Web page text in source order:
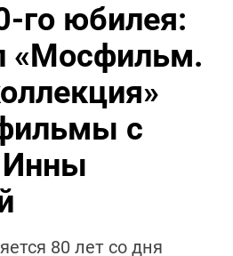
го юбилея:
«Мосфильм.
с
Инны
80 лет со дня